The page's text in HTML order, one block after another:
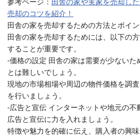
参考ページ： 田舎の家や実家を売却し
売却のコツを紹介！
田舎の家を売却するための方法とポイン
田舎の家を売却するためには、以下の
することが重要です。
-価格の設定 田舎の家は需要が少ないた
とは難しいでしょう。
現地の市場相場や周辺の物件価格を調
を行いましょう。
-広告と宣伝 インターネットや地元の不
広告と宣伝に力を入れましょう。
特徴や魅力を的確に伝え、購入者の興